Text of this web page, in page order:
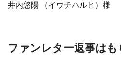
井内悠陽 （イウチハルヒ）様
ファンレター返事はも